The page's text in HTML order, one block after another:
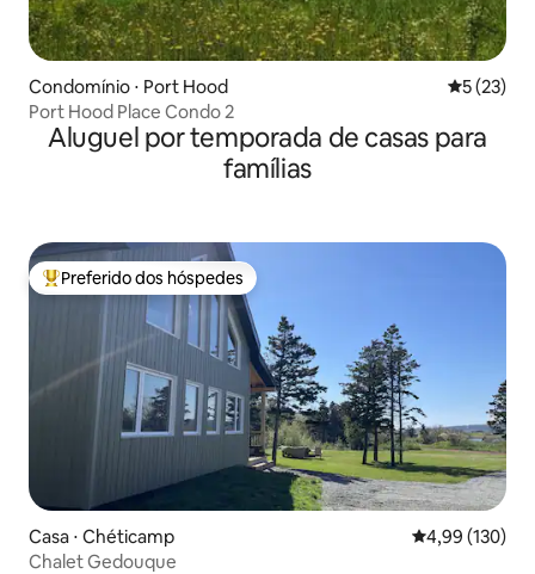
Condomínio ⋅ Port Hood 5 de uma
5 (23)
Port Hood Place Condo 2
Aluguel por temporada de casas para
famílias
Entre os melhores preferidos dos hóspedes
Preferido dos hóspedes
Casa ⋅ Chéticamp 4,99 de uma
4,99 (130)
Chalet Gedouque